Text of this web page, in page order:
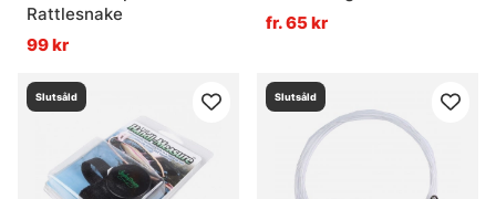
Rattlesnake
99 kr
fr. 65 kr
Slutsåld Slutsåld